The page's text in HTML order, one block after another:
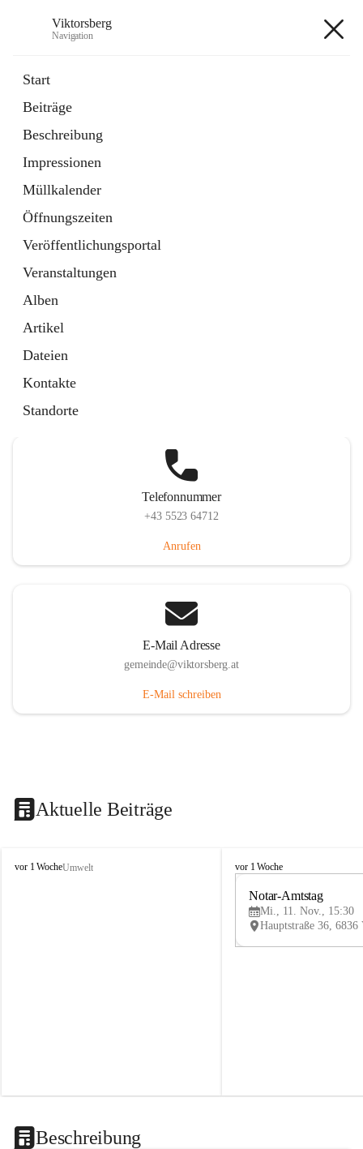
Viktorsberg
Navigation
Start
Beiträge
Beschreibung
Impressionen
Müllkalender
Öffnungszeiten
Veröffentlichungsportal
Veranstaltungen
Alben
Artikel
Dateien
Kontakte
Standorte
1 Schnellzugriff
Bürgerservice
10 Schnellzugriffe
Telefonnummer
+43 5523 64712
Anrufen
E-Mail Adresse
gemeinde@viktorsberg.at
E-Mail schreiben
Aktuelle Beiträge
V
vor 1 WocheUmwelt
V
vor 1 Woche
Notar-Amtstag
Mi., 11. Nov., 15:30
Beschreibung